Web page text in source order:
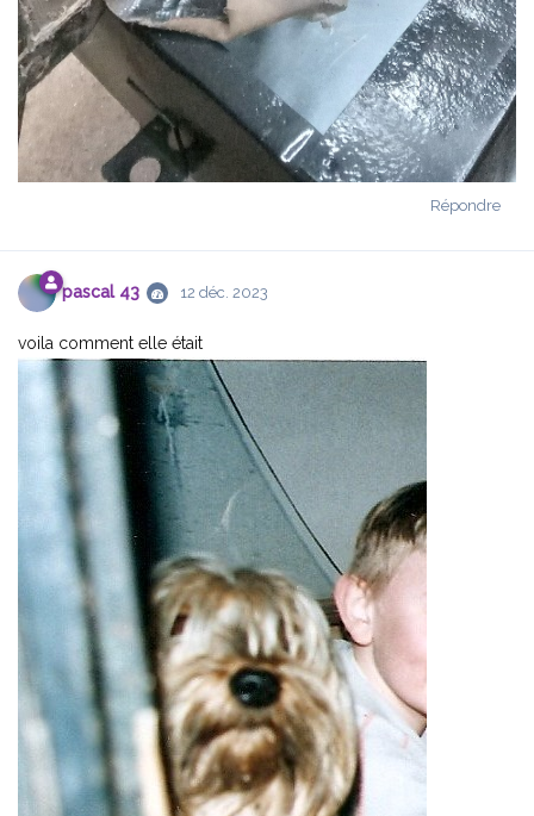
Répondre
pascal 43 12 déc. 2023
voila comment elle était